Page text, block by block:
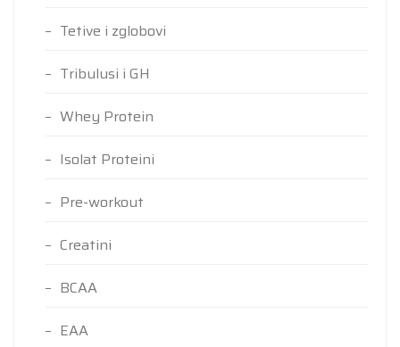
Tetive i zglobovi
Tribulusi i GH
Whey Protein
Isolat Proteini
Pre-workout
Creatini
BCAA
EAA